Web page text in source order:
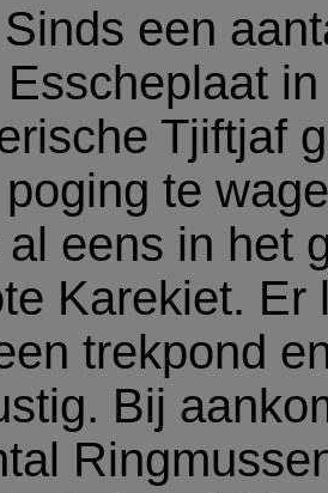
Sinds een
Esscheplaat
Tjiftjaf
te
al eens in het
Karekiet. Er
trekpond
Bij